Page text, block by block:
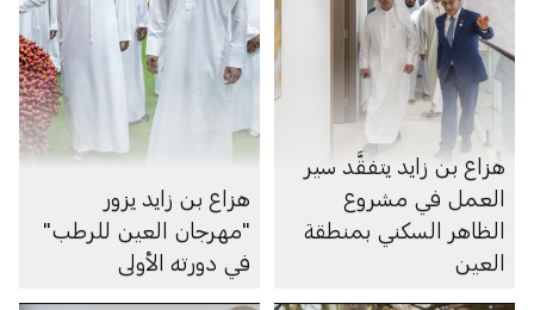
هزاع بن زايد يتفقَّد سير
العمل في مشروع
الظاهر السكني بمنطقة
العين
هزاع بن زايد يزور
"مهرجان العين للرطب"
في دورته الأولى